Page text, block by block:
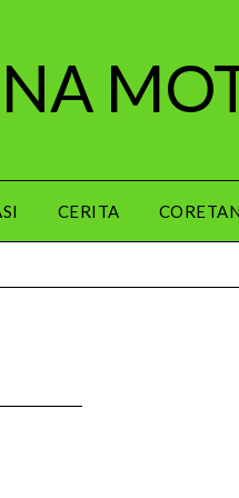
CERITA CORETAN